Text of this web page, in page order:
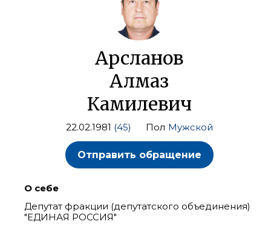
Арсланов
Алмаз
Камилевич
22.02.1981 (45) Пол Мужской
Отправить обращение
О себе
Депутат фракции (депутатского объединения)
"ЕДИНАЯ РОССИЯ"